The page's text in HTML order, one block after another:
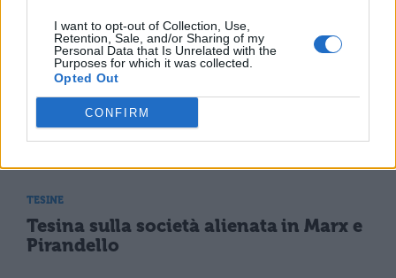
I want to opt-out of Collection, Use,
Retention, Sale, and/or Sharing of my
Personal Data that Is Unrelated with the
Purposes for which it was collected.
Opted Out
CONFIRM
Tesina sull'irrazionalismo
novecentesco
Tesina sull'impresa
TESINE
Tesina sulla società alienata in Marx e
Pirandello